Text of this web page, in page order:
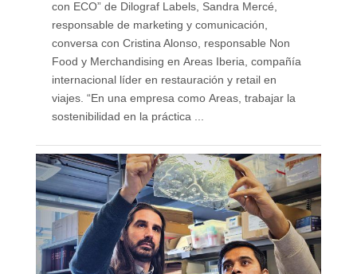
con ECO” de Dilograf Labels, Sandra Mercé,
responsable de marketing y comunicación,
conversa con Cristina Alonso, responsable Non
Food y Merchandising en Areas Iberia, compañía
internacional líder en restauración y retail en
viajes. “En una empresa como Areas, trabajar la
sostenibilidad en la práctica ...